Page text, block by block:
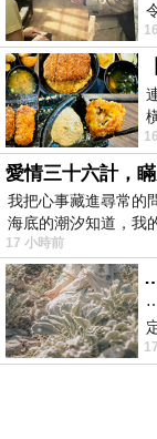
愛情三十六計，
我把心事藏進尋常的
海底的潮汐知道，我
17 小時前